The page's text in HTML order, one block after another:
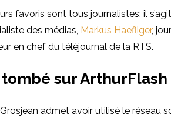
favoris sont tous journalistes; il
des médias, Markus Haefliger,
en chef du téléjournal de la RTS.
sur ArthurFlash
admet avoir utilisé le réseau